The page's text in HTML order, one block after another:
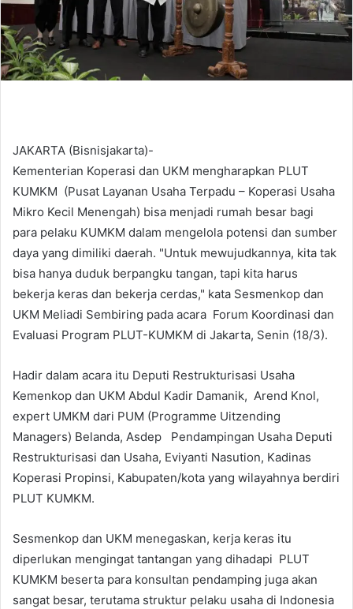
JAKARTA (Bisnisjakarta)-
Kementerian Koperasi dan UKM mengharapkan PLUT
KUMKM (Pusat Layanan Usaha Terpadu – Koperasi Usaha
Mikro Kecil Menengah) bisa menjadi rumah besar bagi
para pelaku KUMKM dalam mengelola potensi dan sumber
daya yang dimiliki daerah. "Untuk mewujudkannya, kita tak
bisa hanya duduk berpangku tangan, tapi kita harus
bekerja keras dan bekerja cerdas," kata Sesmenkop dan
UKM Meliadi Sembiring pada acara Forum Koordinasi dan
Evaluasi Program PLUT-KUMKM di Jakarta, Senin (18/3).
Hadir dalam acara itu Deputi Restrukturisasi Usaha
Kemenkop dan UKM Abdul Kadir Damanik, Arend Knol,
expert UMKM dari PUM (Programme Uitzending
Managers) Belanda, Asdep Pendampingan Usaha Deputi
Restrukturisasi dan Usaha, Eviyanti Nasution, Kadinas
Koperasi Propinsi, Kabupaten/kota yang wilayahnya berdiri
PLUT KUMKM.
Sesmenkop dan UKM menegaskan, kerja keras itu
diperlukan mengingat tantangan yang dihadapi PLUT
KUMKM beserta para konsultan pendamping juga akan
sangat besar, terutama struktur pelaku usaha di Indonesia